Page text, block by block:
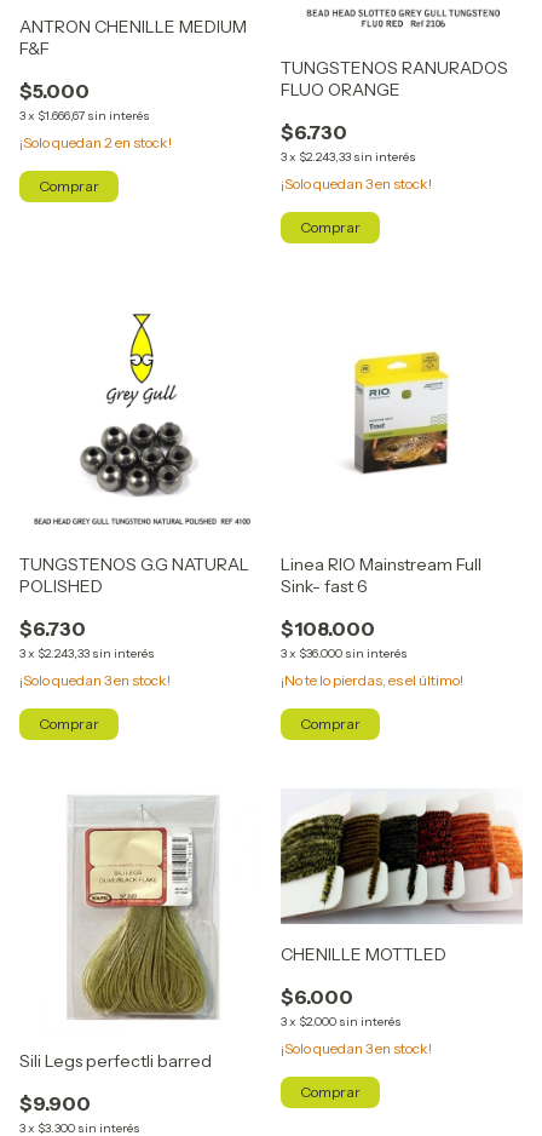
ANTRON CHENILLE MEDIUM
F&F
$5.000
3x $1.666,67 sin interés
¡Solo quedan 2 en stock!
Comprar
TUNGSTENOS RANURADOS
FLUO ORANGE
$6.730
3x $2.243,33 sin interés
¡Solo quedan 3en stock!
Comprar
TUNGSTENOS G.G NATURAL
POLISHED
$6.730
3x $2.243,33 sin interés
¡Solo quedan 3en stock!
Comprar
Linea RIO Mainstream Full
Sink- fast 6
$108.000
3x $36.000 sin interés
¡No te lo pierdas, es el último!
Comprar
Sili Legs perfectli barred
$9.900
3x $3.300 sin interés
CHENILLE MOTTLED
$6.000
3x $2.000 sin interés
¡Solo quedan 3en stock!
Comprar